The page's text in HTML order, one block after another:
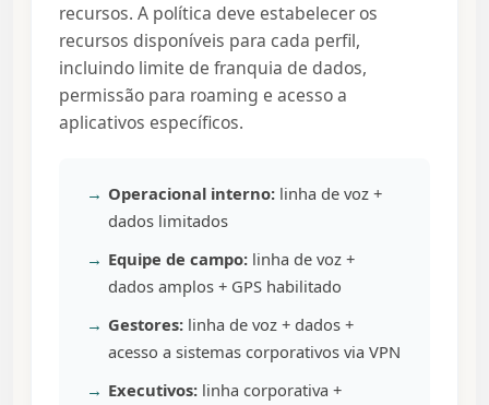
recursos. A política deve estabelecer os
recursos disponíveis para cada perfil,
incluindo limite de franquia de dados,
permissão para roaming e acesso a
aplicativos específicos.
Operacional interno: linha de voz +
dados limitados
Equipe de campo: linha de voz +
dados amplos + GPS habilitado
Gestores: linha de voz + dados +
acesso a sistemas corporativos via VPN
Executivos: linha corporativa +